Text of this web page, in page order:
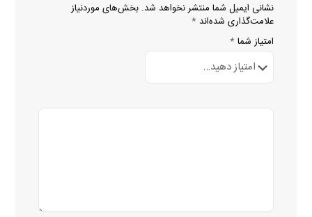
نشانی ایمیل شما منتشر نخواهد شد. بخش‌های موردنیاز
علامت‌گذاری شده‌اند *
امتیاز شما *